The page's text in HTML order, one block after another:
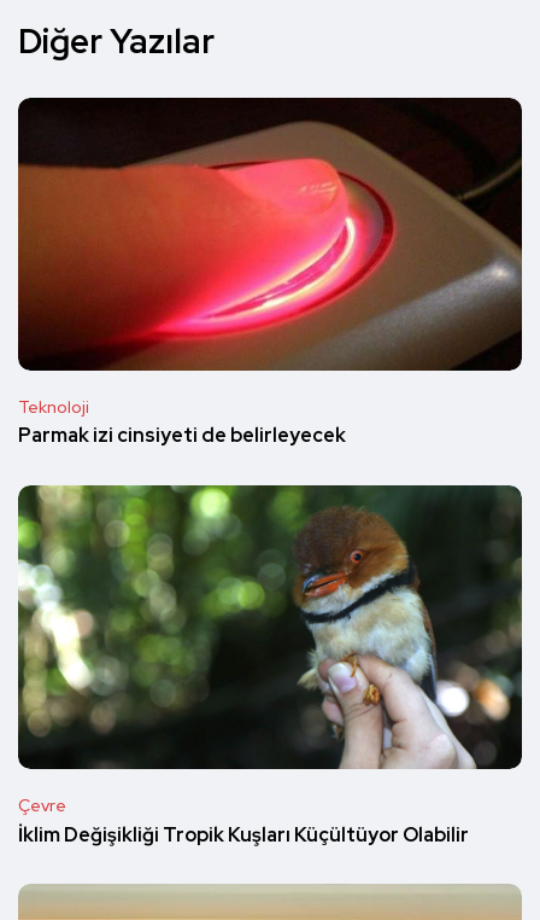
Diğer Yazılar
Teknoloji
Parmak izi cinsiyeti de belirleyecek
Çevre
İklim Değişikliği Tropik Kuşları Küçültüyor Olabilir